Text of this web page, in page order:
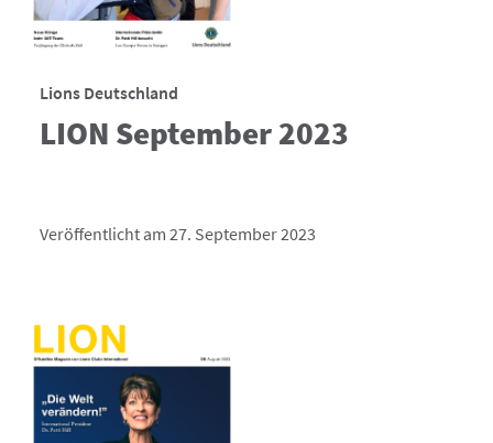
Lions Deutschland
LION September 2023
Veröffentlicht am 27. September 2023